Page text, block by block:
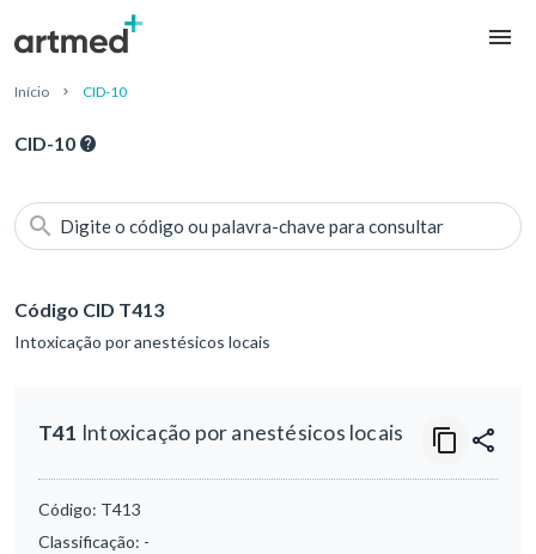
Início CID-10
CID-10
Digite o código ou palavra-chave para consultar
Código CID T413
Intoxicação por anestésicos locais
T41 Intoxicação por anestésicos locais
Código: T413
Classificação: -